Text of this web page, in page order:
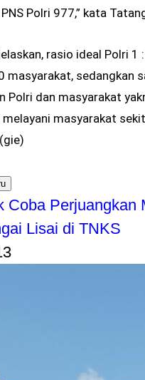
Polri 977,” kata
rasio ideal Polri 1
masyarakat, sedangkan
Polri dan masyarakat
melayani masyarakat
Coba Perjuangkan
Lisai di TNKS